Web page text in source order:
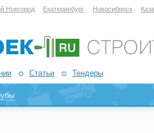
Новгород Екатеринбург Новосибирск
Статьи Тендеры